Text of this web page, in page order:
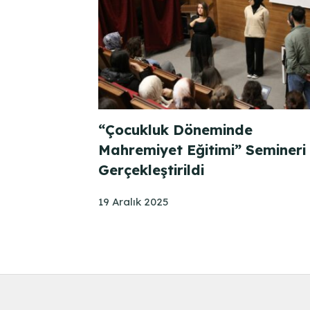
“Çocukluk Döneminde
Mahremiyet Eğitimi” Semineri
Gerçekleştirildi
19 Aralık 2025